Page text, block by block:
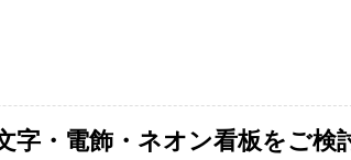
字・電飾・ネオン看板をご検